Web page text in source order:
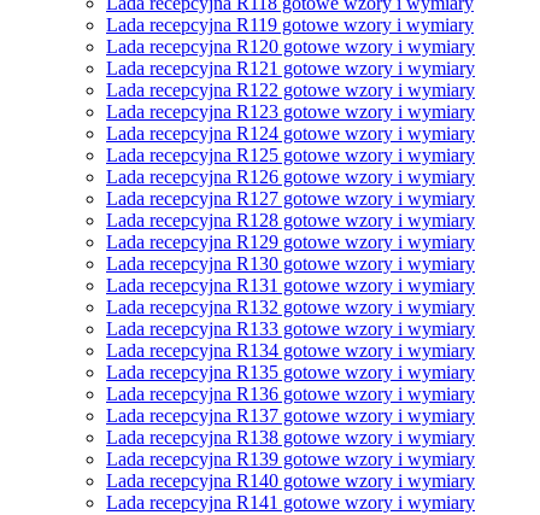
Lada recepcyjna R119 gotowe wzory i wymiary
Lada recepcyjna R120 gotowe wzory i wymiary
Lada recepcyjna R121 gotowe wzory i wymiary
Lada recepcyjna R122 gotowe wzory i wymiary
Lada recepcyjna R123 gotowe wzory i wymiary
Lada recepcyjna R124 gotowe wzory i wymiary
Lada recepcyjna R125 gotowe wzory i wymiary
Lada recepcyjna R126 gotowe wzory i wymiary
Lada recepcyjna R127 gotowe wzory i wymiary
Lada recepcyjna R128 gotowe wzory i wymiary
Lada recepcyjna R129 gotowe wzory i wymiary
Lada recepcyjna R130 gotowe wzory i wymiary
Lada recepcyjna R131 gotowe wzory i wymiary
Lada recepcyjna R132 gotowe wzory i wymiary
Lada recepcyjna R133 gotowe wzory i wymiary
Lada recepcyjna R134 gotowe wzory i wymiary
Lada recepcyjna R135 gotowe wzory i wymiary
Lada recepcyjna R136 gotowe wzory i wymiary
Lada recepcyjna R137 gotowe wzory i wymiary
Lada recepcyjna R138 gotowe wzory i wymiary
Lada recepcyjna R139 gotowe wzory i wymiary
Lada recepcyjna R140 gotowe wzory i wymiary
Lada recepcyjna R141 gotowe wzory i wymiary